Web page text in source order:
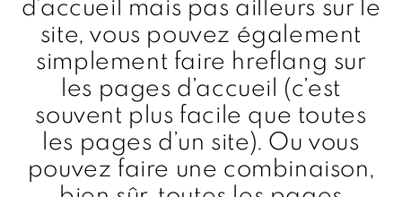
d’accueil mais pas ailleurs sur le
site, vous pouvez également
simplement faire hreflang sur
les pages d’accueil (c’est
souvent plus facile que toutes
les pages d’un site). Ou vous
pouvez faire une combinaison,